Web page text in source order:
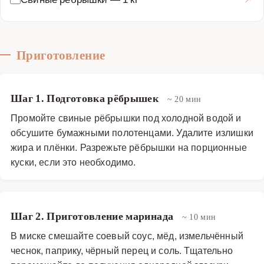
Приготовление
Шаг 1. Подготовка рёбрышек ~ 20 мин
Промойте свиные рёбрышки под холодной водой и
обсушите бумажными полотенцами. Удалите излишки
жира и плёнки. Разрежьте рёбрышки на порционные
куски, если это необходимо.
Шаг 2. Приготовление маринада ~ 10 мин
В миске смешайте соевый соус, мёд, измельчённый
чеснок, паприку, чёрный перец и соль. Тщательно